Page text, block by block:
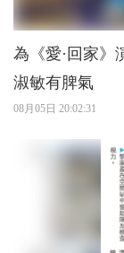
為《愛·回家》演員「
淑敏有脾氣
08月05日 20:02:31